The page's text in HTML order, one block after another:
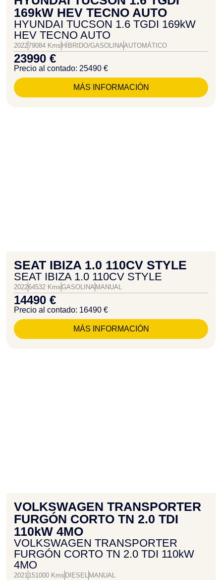
169kW HEV TECNO AUTO
HYUNDAI TUCSON 1.6 TGDI 169kW
HEV TECNO AUTO
202279084 Kms HÍBRIDO/GASOLINAAUTOMÁTICO
23990 €
Precio al contado: 25490 €
MÁS INFORMACIÓN
SEAT IBIZA 1.0 110CV STYLE
SEAT IBIZA 1.0 110CV STYLE
202264532 KmsGASOLINA MANUAL
14490 €
Precio al contado: 16490 €
MÁS INFORMACIÓN
VOLKSWAGEN TRANSPORTER
FURGÓN CORTO TN 2.0 TDI
110kW 4MO
VOLKSWAGEN TRANSPORTER
FURGÓN CORTO TN 2.0 TDI 110kW
4MO
2021151000 Kms DIESEL MANUAL